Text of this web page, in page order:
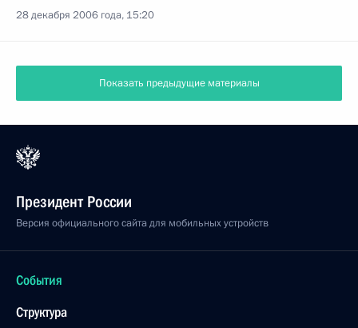
28 декабря 2006 года, 15:20
Показать предыдущие материалы
Президент России
Версия официального сайта для мобильных устройств
События
Структура